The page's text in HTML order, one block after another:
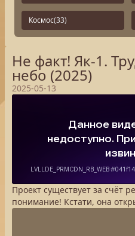
Космос(33)
Не факт! Як-1.
небо (2025)
2025-05-13
Проект существует за счёт
понимание! Кстати, она